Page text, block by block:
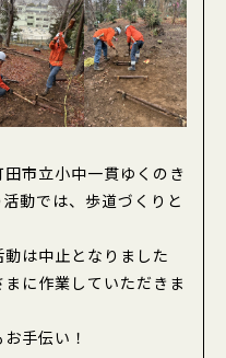
て
市立小中一貫ゆくのき
動では、歩道づくりと
は中止となりました
に作業していただきま
手伝い！